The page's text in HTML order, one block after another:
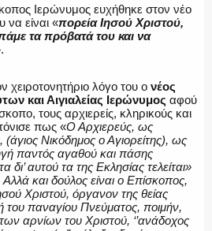
Ιερώνυμος ευχήθηκε στον νέο
να είναι «πορεία Ιησού Χριστού,
τα πρόβατά του και να
λόγο του ο νέος
και Αιγιαλείας Ιερώνυμος αφού
τους αρχιερείς, κληρικούς και
πως «Ο Αρχιερεύς, ως
Νικόδημος ο Αγιορείτης), ως
παντός αγαθού και πάσης
αυτού τα της Εκλησίας τελείται»
και δούλος είναι ο Επίσκοπος,
Χριστού, όργανον της θείας
του παναγίου Πνεύματος, ποιμήν,
αρνίων του Χριστού, ‘’ανάδοχος